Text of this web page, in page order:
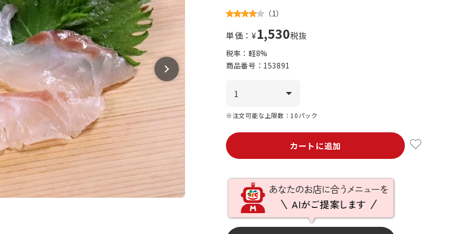
（1）
単価：¥1,530税抜
税率：軽8%
商品番号： 153891
※注文可能な上限数：10パック
カートに追加